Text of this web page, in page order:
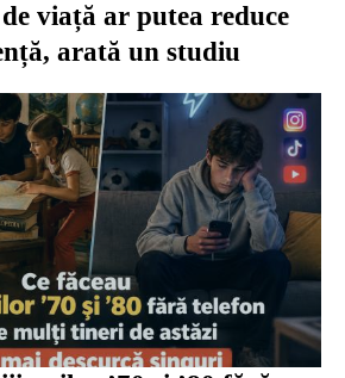
viață ar putea reduce
arată un studiu